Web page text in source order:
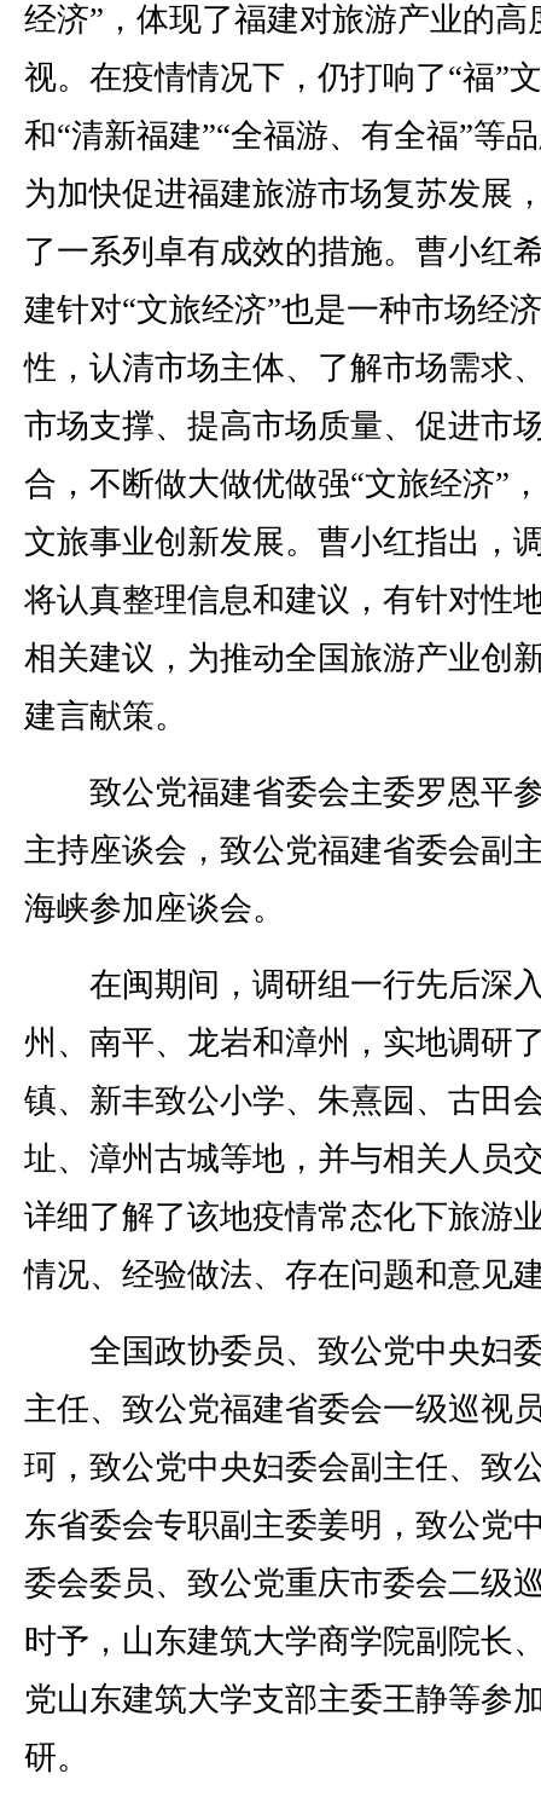
经济”，体现了福建对旅游产业的高
视。在疫情情况下，仍打响了“福”
和“清新福建”“全福游、有全福”等
为加快促进福建旅游市场复苏发展
了一系列卓有成效的措施。曹小红
建针对“文旅经济”也是一种市场经
性，认清市场主体、了解市场需求
市场支撑、提高市场质量、促进市
合，不断做大做优做强“文旅经济”
文旅事业创新发展。曹小红指出，
将认真整理信息和建议，有针对性
相关建议，为推动全国旅游产业创
建言献策。
致公党福建省委会主委罗恩平
主持座谈会，致公党福建省委会副
海峡参加座谈会。
在闽期间，调研组一行先后深
州、南平、龙岩和漳州，实地调研
镇、新丰致公小学、朱熹园、古田
址、漳州古城等地，并与相关人员
详细了解了该地疫情常态化下旅游
情况、经验做法、存在问题和意见
全国政协委员、致公党中央妇
主任、致公党福建省委会一级巡视
珂，致公党中央妇委会副主任、致
东省委会专职副主委姜明，致公党
委会委员、致公党重庆市委会二级
时予，山东建筑大学商学院副院长
党山东建筑大学支部主委王静等参
研。